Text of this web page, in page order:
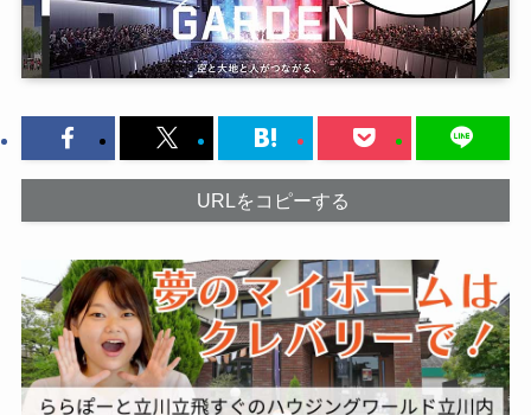
URLをコピーする